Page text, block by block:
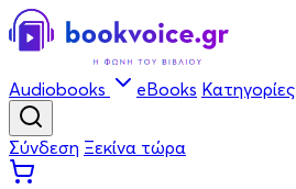
Audiobooks eBooks Κατηγορίες
Σύνδεση Ξεκίνα τώρα